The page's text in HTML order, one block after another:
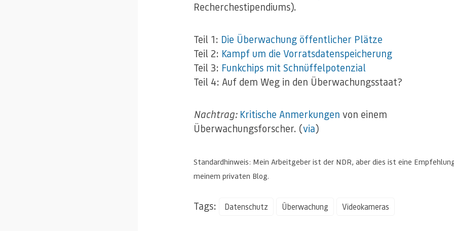
Recherchestipendiums).
Teil 1: Die Überwachung öffentlicher Plätze
Teil 2: Kampf um die Vorratsdatenspeicherung
Teil 3: Funkchips mit Schnüffelpotenzial
Teil 4: Auf dem Weg in den Überwachungsstaat?
Nachtrag: Kritische Anmerkungen von einem
Überwachungsforscher. (via)
Standardhinweis: Mein Arbeitgeber ist der NDR, aber dies ist eine
meinem privaten Blog.
Tags: Datenschutz Überwachung Videokameras